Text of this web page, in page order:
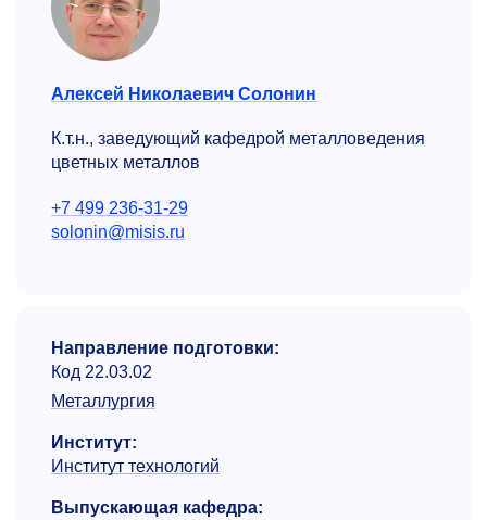
Алексей Николаевич Солонин
К.т.н., заведующий кафедрой металловедения
цветных металлов
+7 499 236-31-29
solonin@misis.ru
Направление подготовки:
Код 22.03.02
Металлургия
Институт:
Институт технологий
Выпускающая кафедра: